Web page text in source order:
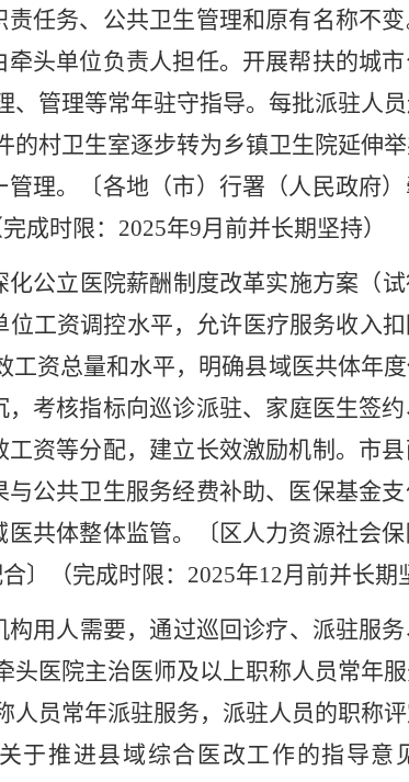
任务、公共卫生管理和原有名称不
头单位负责人担任。开展帮扶的城
、管理等常年驻守指导。每批派驻人
村卫生室逐步转为乡镇卫生院延伸
理。
〔各地（市）行署（人民政府）
完成时限： 2025年9月前并长期坚持）
化公立医院薪酬制度改革实施方案 （
工资调控水平，允许医疗服务收入
工资总量和水平，明确县域医共体年
考核指标向巡诊派驻、家庭医生签
资等分配，建立长效激励机制。 市县
与公共卫生服务经费补助、医保基金
共体整体监管。
〔区人力资源社会
〕（完成时限： 2025年12月前并长期
用人需要，通过巡回诊疗、派驻服
头医院主治医师及以上职称人员常年
人员常年派驻服务，派驻人员的职称
于推进县域综合医改工作的指导意